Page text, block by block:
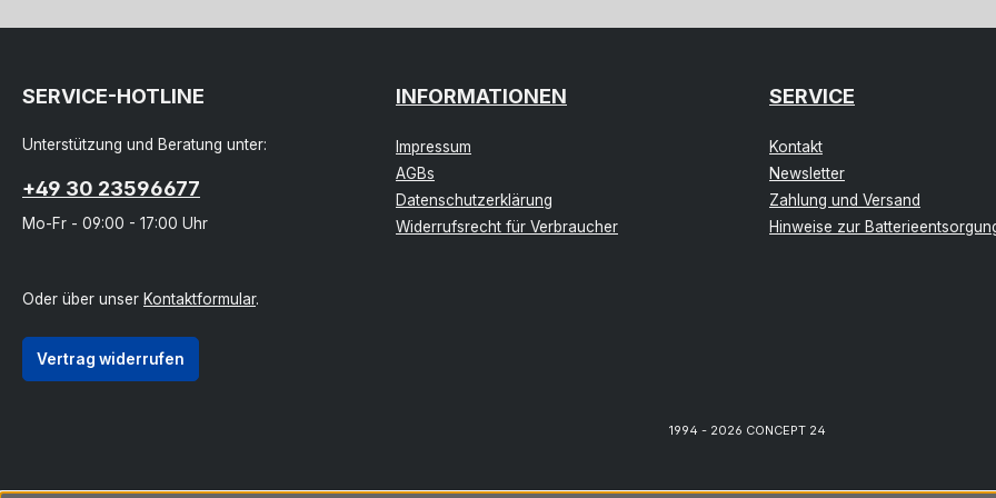
SERVICE-HOTLINE
Unterstützung und Beratung unter:
+49 30 23596677
Mo-Fr - 09:00 - 17:00 Uhr
Oder über unser Kontaktformular.
Vertrag widerrufen
INFORMATIONEN
Impressum
AGBs
Datenschutzerklärung
Widerrufsrecht für Verbraucher
SERVICE
Kontakt
Newsletter
Zahlung und Versand
Hinweise zur
1994 - 2026 CONCEPT 24